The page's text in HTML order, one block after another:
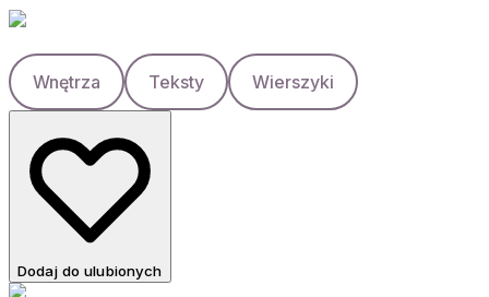
Wnętrza Teksty Wierszyki
Dodaj do ulubionych